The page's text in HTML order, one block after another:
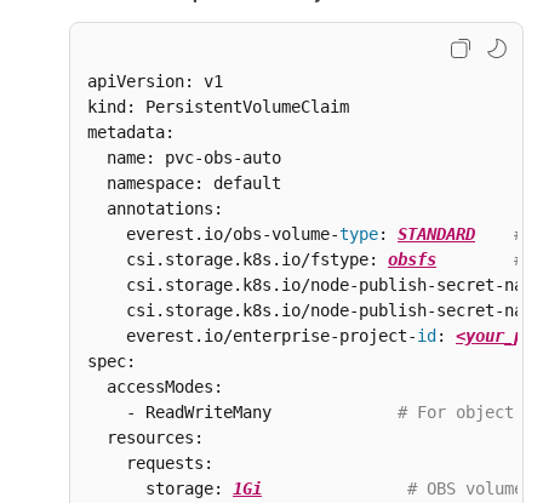
apiVersion: v1
kind: PersistentVolumeClaim
metadata:
  name: pvc-obs-auto
  namespace: default
  annotations:
    everest.io/obs-volume-
type: STANDARD
#
    csi.storage.k8s.io/fstype:
obsfs
#
csi.storage.k8s.io/node-publish-secret-
csi.storage.k8s.io/node-publish-secret-
    everest.io/enterprise-project-
id :
spec:
  accessModes:
    - ReadWriteMany
# For object
  resources:
    requests:
      storage:
1Gi
# OBS volume